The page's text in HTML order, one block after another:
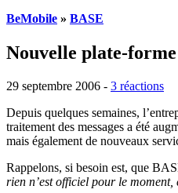
BeMobile » BASE
Nouvelle plate-forme
29 septembre 2006 - 3 réactions
Depuis quelques semaines,
traitement des messages a été
mais également de nouveaux
Rappelons, si besoin est, que
rien n’est officiel pour le